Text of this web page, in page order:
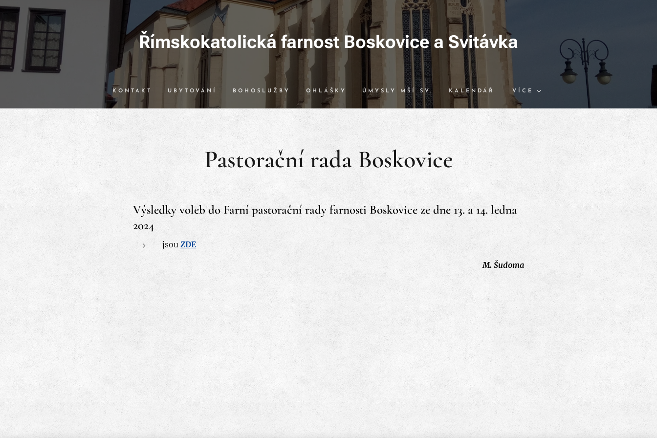
Římskokatolická farnost Boskovice a Svitávka
KONTAKT UBYTOVÁNÍ BOHOSLUŽBY OHLÁŠKY ÚMYSLY MŠÍ SV. KALENDÁŘ VÍCE
Pastorační rada Boskovice
Výsledky voleb do Farní pastorační rady farnosti Boskovice ze dne 13. a 14. ledna
2024
jsou ZDE
M. Šudoma